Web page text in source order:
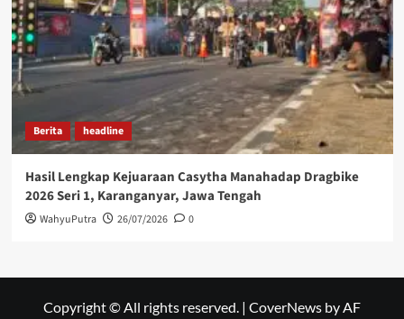
Berita headline
Hasil Lengkap Kejuaraan Casytha Manahadap Dragbike
2026 Seri 1, Karanganyar, Jawa Tengah
WahyuPutra 26/07/2026 0
Copyright © All rights reserved. | CoverNews by AF